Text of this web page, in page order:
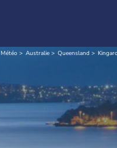
Météo Australie Queensland